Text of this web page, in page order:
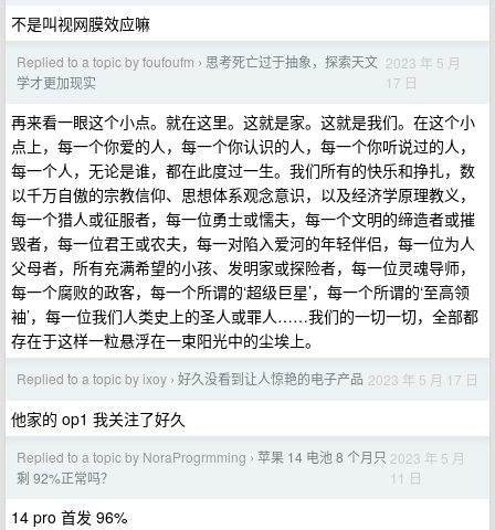
不是叫视网膜效应嘛
Replied to a topic by foufoufm › 思考死亡过于抽象，探索天文
学才更加现实
2023 年 5 月
17 日
再来看一眼这个小点。就在这里。这就是家。这就是我们。在这个小
点上，每一个你爱的人，每一个你认识的人，每一个你听说过的人，
每一个人，无论是谁，都在此度过一生。我们所有的快乐和挣扎，数
以千万自傲的宗教信仰、思想体系观念意识，以及经济学原理教义，
每一个猎人或征服者，每一位勇士或懦夫，每一个文明的缔造者或摧
毁者，每一位君王或农夫，每一对陷入爱河的年轻伴侣，每一位为人
父母者，所有充满希望的小孩、发明家或探险者，每一位灵魂导师，
每一个腐败的政客，每一个所谓的‘超级巨星’，每一个所谓的‘至高领
袖’，每一位我们人类史上的圣人或罪人……我们的一切一切，全部都
存在于这样一粒悬浮在一束阳光中的尘埃上。
Replied to a topic by ixoy › 好久没看到让人惊艳的电子产品 2023 年 5 月 17 日
他家的 op1 我关注了好久
Replied to a topic by NoraProgrmming › 苹果 14 电池 8 个月只
剩 92%正常吗？
2023 年 5 月
11 日
14 pro 首发 96%